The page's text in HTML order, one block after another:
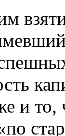
и